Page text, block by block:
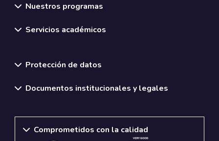
Nuestros programas
Servicios académicos
Protección de datos
Documentos institucionales y legales
Comprometidos con la calidad